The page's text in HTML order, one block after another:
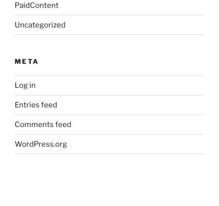
PaidContent
Uncategorized
META
Log in
Entries feed
Comments feed
WordPress.org